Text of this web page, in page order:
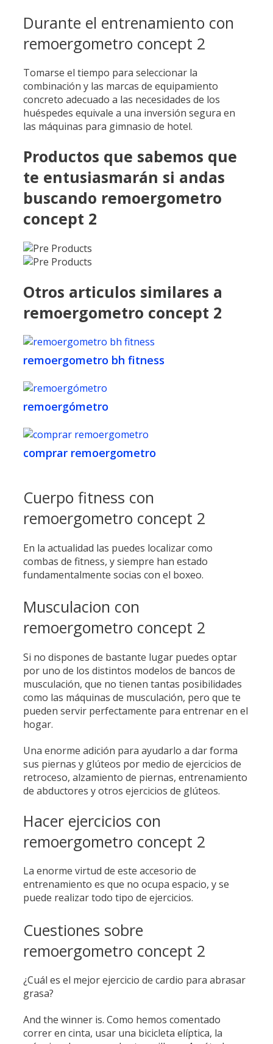
Durante el entrenamiento con
remoergometro concept 2
Tomarse el tiempo para seleccionar la
combinación y las marcas de equipamiento
concreto adecuado a las necesidades de los
huéspedes equivale a una inversión segura en
las máquinas para gimnasio de hotel.
Productos que sabemos que
te entusiasmarán si andas
buscando remoergometro
concept 2
Otros articulos similares a
remoergometro concept 2
remoergometro bh fitness
remoergómetro
comprar remoergometro
Cuerpo fitness con
remoergometro concept 2
En la actualidad las puedes localizar como
combas de fitness, y siempre han estado
fundamentalmente socias con el boxeo.
Musculacion con
remoergometro concept 2
Si no dispones de bastante lugar puedes optar
por uno de los distintos modelos de bancos de
musculación, que no tienen tantas posibilidades
como las máquinas de musculación, pero que te
pueden servir perfectamente para entrenar en el
hogar.
Una enorme adición para ayudarlo a dar forma
sus piernas y glúteos por medio de ejercicios de
retroceso, alzamiento de piernas, entrenamiento
de abductores y otros ejercicios de glúteos.
Hacer ejercicios con
remoergometro concept 2
La enorme virtud de este accesorio de
entrenamiento es que no ocupa espacio, y se
puede realizar todo tipo de ejercicios.
Cuestiones sobre
remoergometro concept 2
¿Cuál es el mejor ejercicio de cardio para abrasar
grasa?
And the winner is. Como hemos comentado
correr en cinta, usar una bicicleta elíptica, la